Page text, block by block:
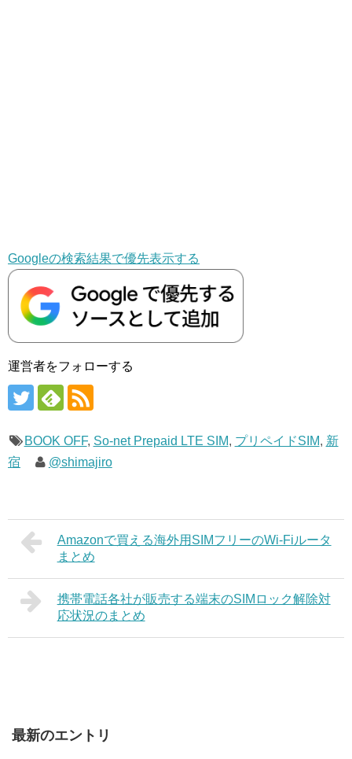
Googleの検索結果で優先表示する
運営者をフォローする
BOOK OFF, So-net Prepaid LTE SIM, プリペイドSIM, 新
宿
@shimajiro
Amazonで買える海外用SIMフリーのWi-Fiルータ
まとめ
携帯電話各社が販売する端末のSIMロック解除対
応状況のまとめ
最新のエントリ